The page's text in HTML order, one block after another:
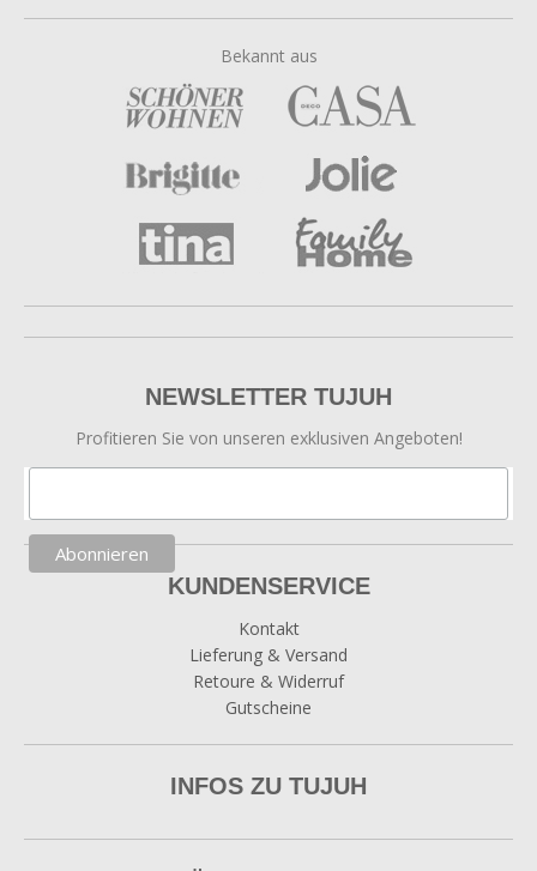
Bekannt aus
NEWSLETTER TUJUH
Profitieren Sie von unseren exklusiven Angeboten!
KUNDENSERVICE
Kontakt
Lieferung & Versand
Retoure & Widerruf
Gutscheine
INFOS ZU TUJUH